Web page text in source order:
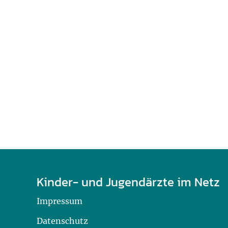
Kinder- und Jugendärzte im Netz
Impressum
Datenschutz